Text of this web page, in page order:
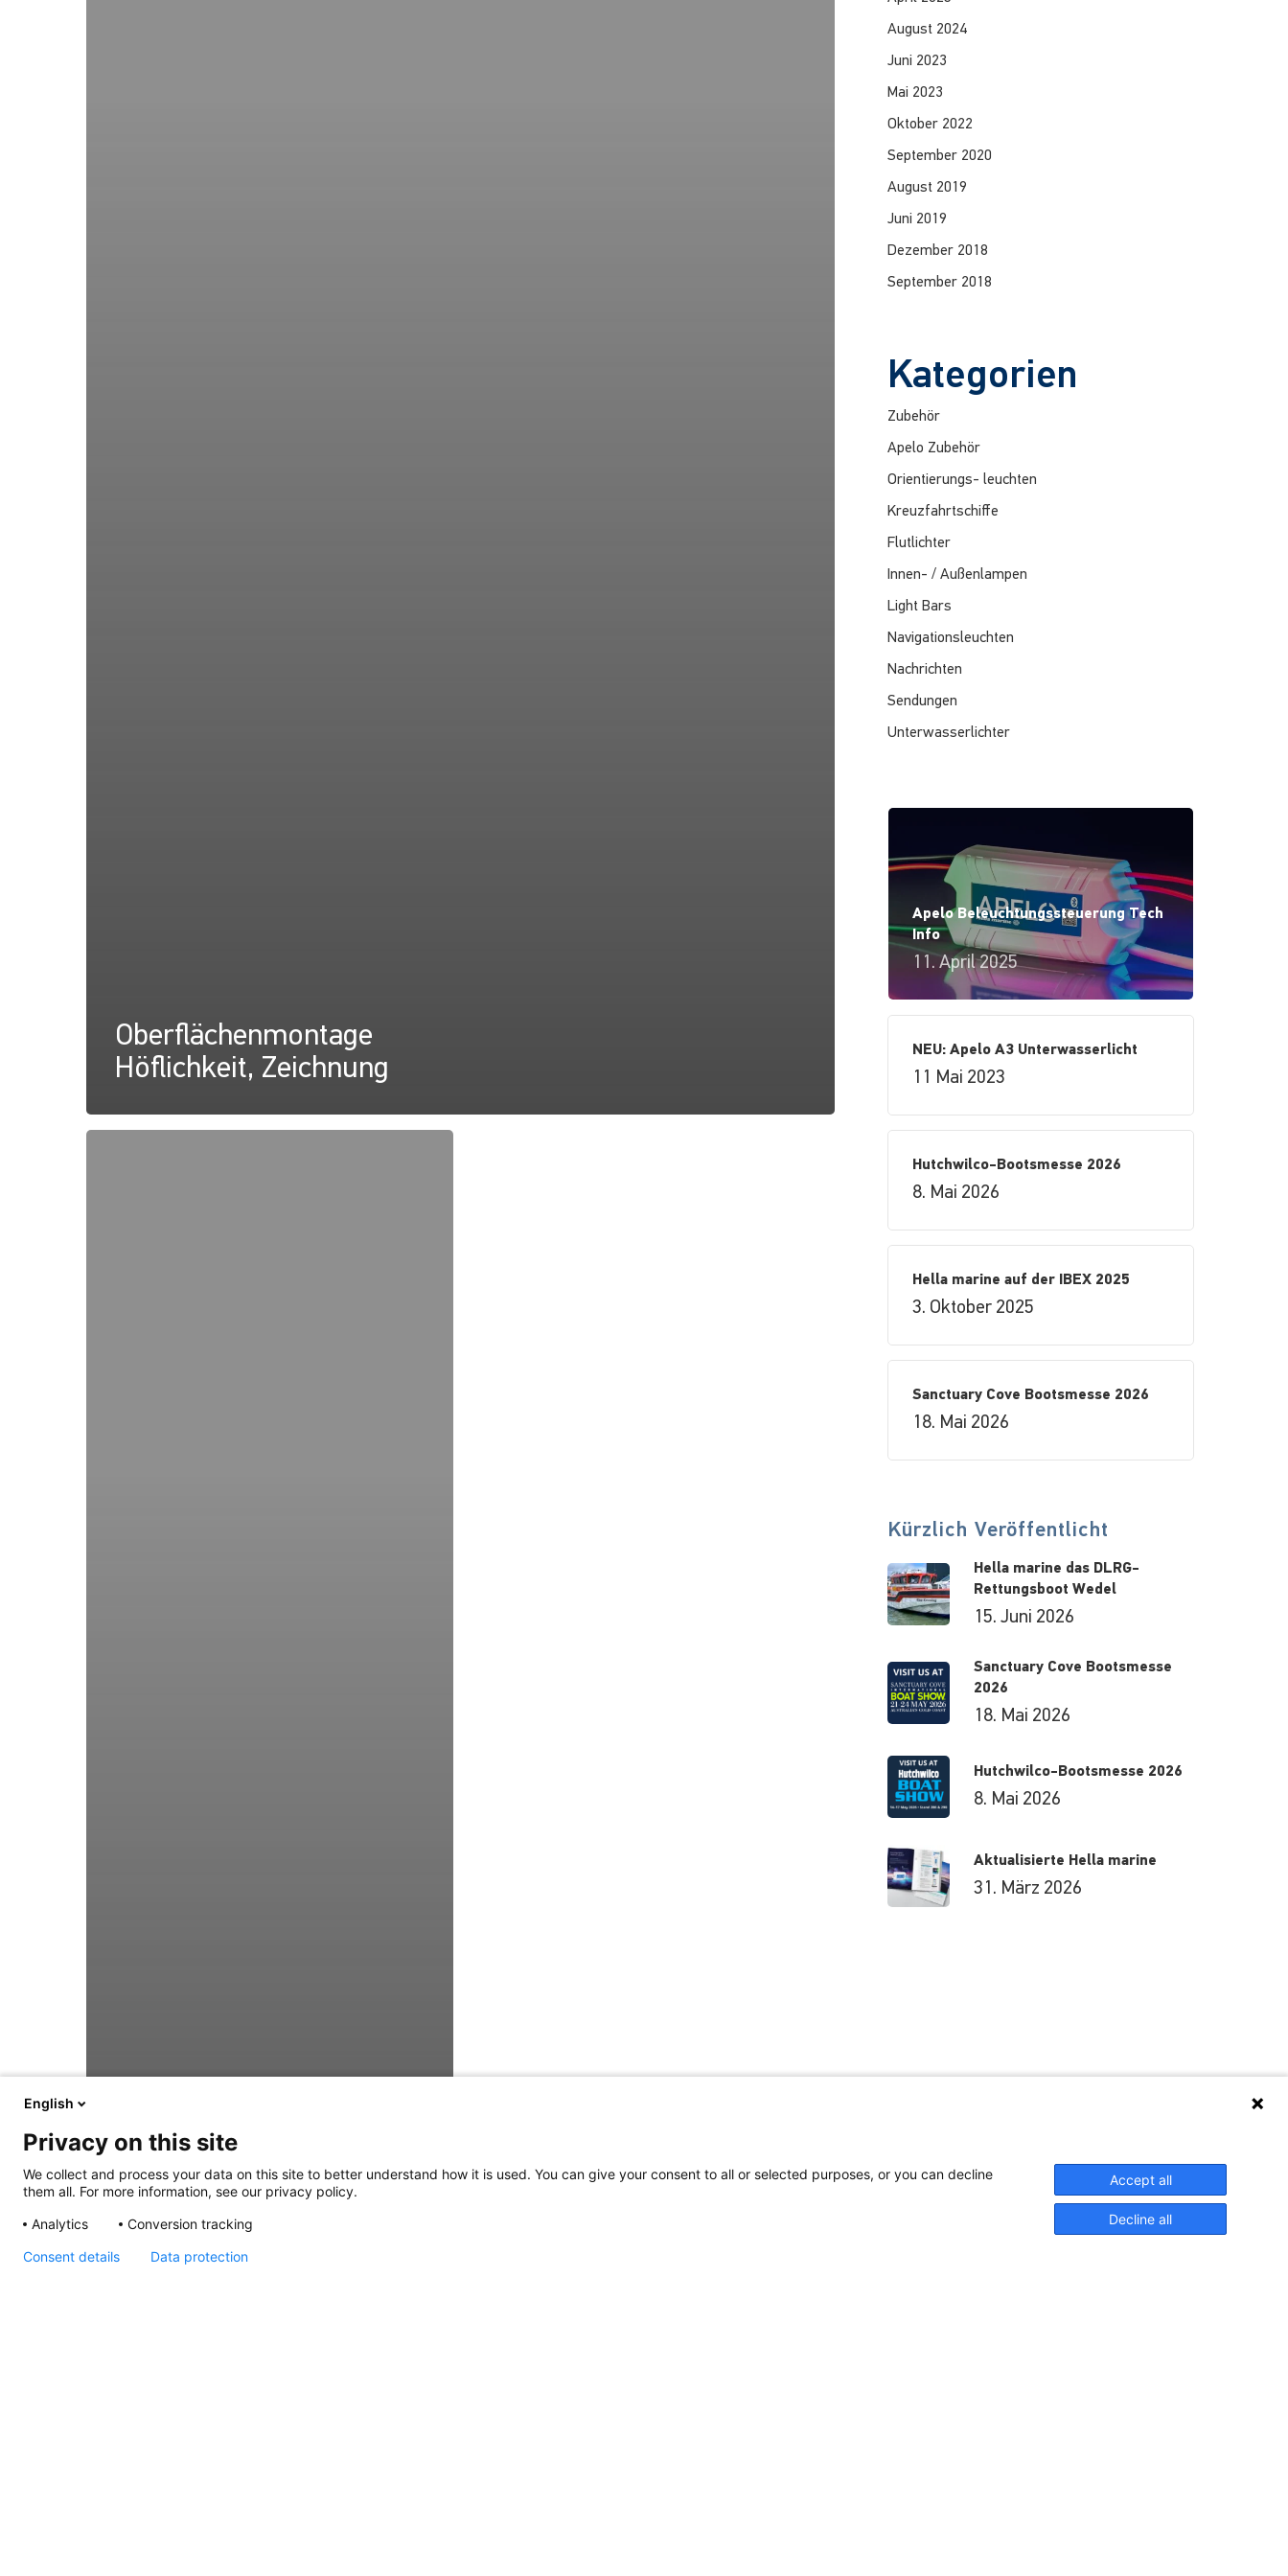
Oberflächenmontage
Höflichkeit, Zeichnung
Oberflächenmontage
August 2024
Juni 2023
Mai 2023
Oktober 2022
September 2020
August 2019
Juni 2019
Dezember 2018
September 2018
Kategorien
Zubehör
Apelo Zubehör
Orientierungs- leuchten
Kreuzfahrtschiffe
Flutlichter
Innen- / Außenlampen
Light Bars
Navigationsleuchten
Nachrichten
Sendungen
Unterwasserlichter
Apelo Beleuchtungssteuerung Tech
Info
11. April 2025
NEU: Apelo A3 Unterwasserlicht
11 Mai 2023
Hutchwilco-Bootsmesse 2026
8. Mai 2026
Hella marine auf der IBEX 2025
3. Oktober 2025
Sanctuary Cove Bootsmesse 2026
18. Mai 2026
Kürzlich Veröffentlicht
Hella marine das DLRG-
Rettungsboot Wedel
15. Juni 2026
Sanctuary Cove Bootsmesse
2026
18. Mai 2026
Hutchwilco-Bootsmesse 2026
8. Mai 2026
Aktualisierte Hella marine
31. März 2026
English
Privacy on this site
We collect and process your data on this site to better understand how it is used. You can give your consent to all or selected purposes, or you can decline
them all. For more information, see our privacy policy.
Analytics
Conversion tracking
Accept all
Decline all
Consent details Data protection